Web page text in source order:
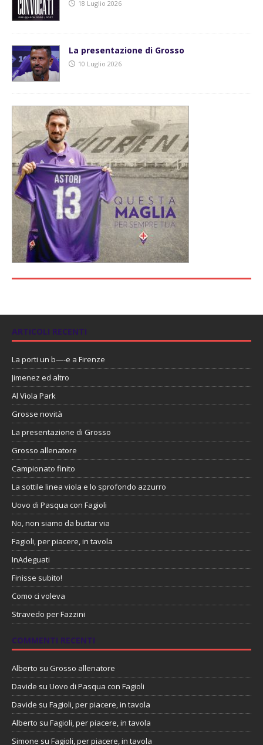
18 Luglio 2026
La presentazione di Grosso
10 Luglio 2026
ARTICOLI RECENTI
La porti un b—-e a Firenze
Jimenez ed altro
Al Viola Park
Grosse novità
La presentazione di Grosso
Grosso allenatore
Campionato finito
La sottile linea viola e lo sprofondo azzurro
Uovo di Pasqua con Fagioli
No, non siamo da buttar via
Fagioli, per piacere, in tavola
InAdeguati
Finisse subito!
Como ci voleva
Stravedo per Fazzini
COMMENTI RECENTI
Alberto su Grosso allenatore
Davide su Uovo di Pasqua con Fagioli
Davide su Fagioli, per piacere, in tavola
Alberto su Fagioli, per piacere, in tavola
Simone su Fagioli, per piacere, in tavola